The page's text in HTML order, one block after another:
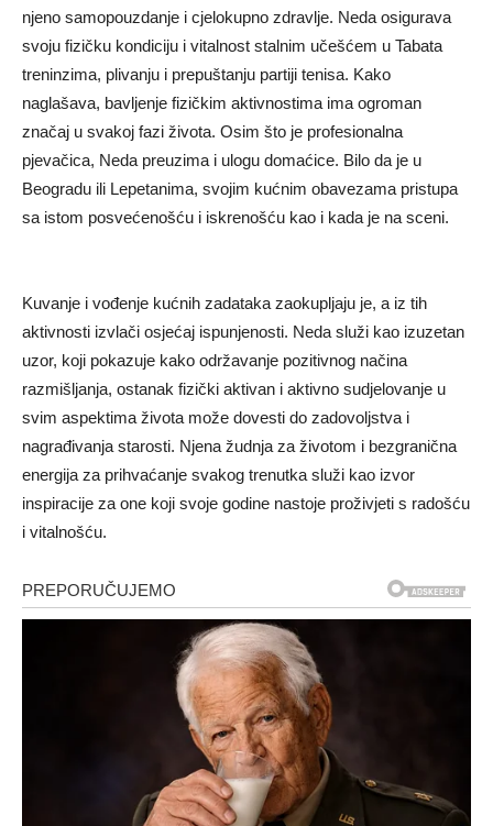
njeno samopouzdanje i cjelokupno zdravlje. Neda osigurava
svoju fizičku kondiciju i vitalnost stalnim učešćem u Tabata
treninzima, plivanju i prepuštanju partiji tenisa. Kako
naglašava, bavljenje fizičkim aktivnostima ima ogroman
značaj u svakoj fazi života. Osim što je profesionalna
pjevačica, Neda preuzima i ulogu domaćice. Bilo da je u
Beogradu ili Lepetanima, svojim kućnim obavezama pristupa
sa istom posvećenošću i iskrenošću kao i kada je na sceni.
Kuvanje i vođenje kućnih zadataka zaokupljaju je, a iz tih
aktivnosti izvlači osjećaj ispunjenosti. Neda služi kao izuzetan
uzor, koji pokazuje kako održavanje pozitivnog načina
razmišljanja, ostanak fizički aktivan i aktivno sudjelovanje u
svim aspektima života može dovesti do zadovoljstva i
nagrađivanja starosti. Njena žudnja za životom i bezgranična
energija za prihvaćanje svakog trenutka služi kao izvor
inspiracije za one koji svoje godine nastoje proživjeti s radošću
i vitalnošću.